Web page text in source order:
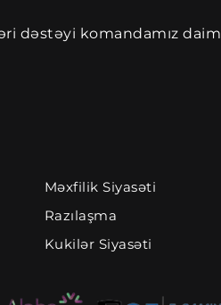
dəstəyi komandamız daim
Məxfilik Siyasəti
Razılaşma
Kukilər Siyasəti